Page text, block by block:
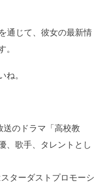
通じて、彼女の最新情
。
ね。
のドラマ「高校教
、歌手、タレントとし
ターダストプロモーシ